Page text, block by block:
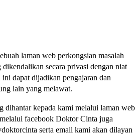
laman web perkongsian masalah
dikendalikan secara privasi dengan niat
dapat dijadikan pengajaran dan
lain yang melawat.
dihantar kepada kami melalui laman web
facebook Doktor Cinta juga
serta email kami akan dilayan